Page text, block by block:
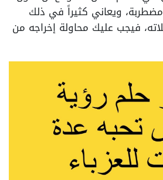
مضطربة، ويعاني كثيراً في ذلك
فيجب عليك محاولة إخراجه من